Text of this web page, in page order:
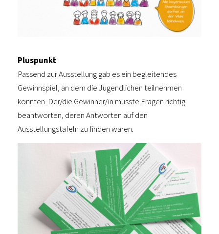
Pluspunkt
Passend zur Ausstellung gab es ein begleitendes
Gewinnspiel, an dem die Jugendlichen teilnehmen
konnten. Der/die Gewinner/in musste Fragen richtig
beantworten, deren Antworten auf den
Ausstellungstafeln zu finden waren.